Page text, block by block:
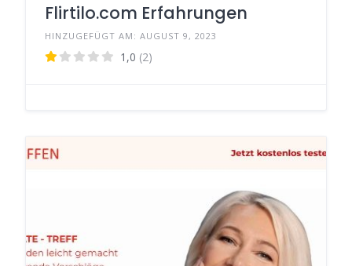
Flirtilo.com Erfahrungen
HINZUGEFÜGT AM: AUGUST 9, 2023
1,0 (2)